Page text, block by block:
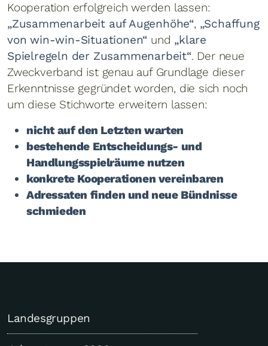
Kooperation erfolgreich werden lassen:
„Zusammenarbeit auf Augenhöhe“, „Schaffung
von win-win-Situationen“ und „klare
Spielregeln der Zusammenarbeit“. Der neue
Zweckverband ist genau auf Grundlage dieser
Erkenntnisse gegründet worden, die sich noch
um diese Stichworte erweitern lassen:
nicht auf den Letzten warten
bestehende Entscheidungs- und
Handlungsspielräume nutzen
konkrete Kooperationen vereinbaren
Adressaten finden und neue Bündnisse
schmieden
Landesgruppen